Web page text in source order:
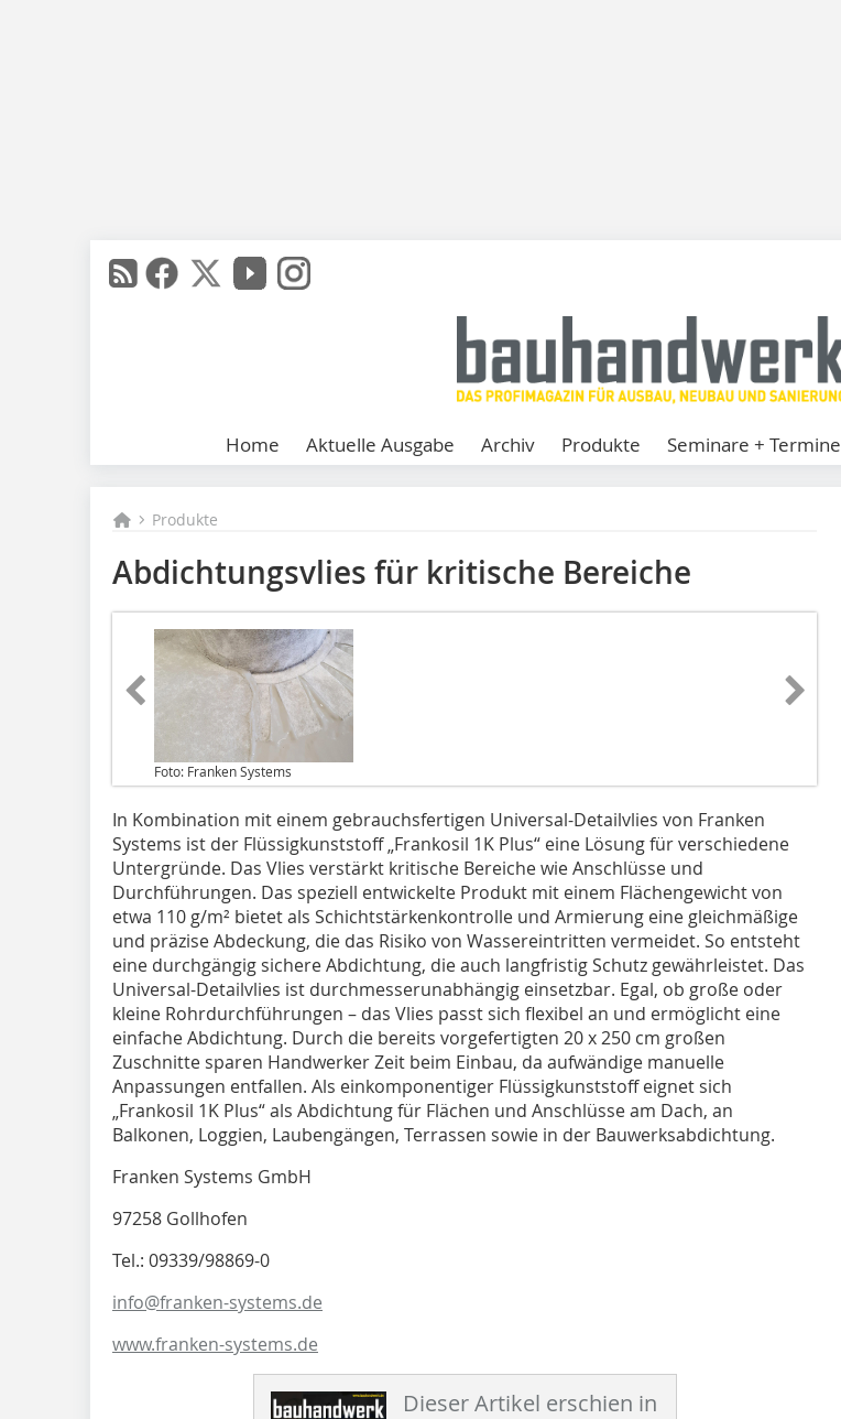
Home Aktuelle Ausgabe Archiv Produkte Seminare + Termine
Produkte
Abdichtungsvlies für kritische Bereiche
Foto: Franken Systems
In Kombination mit einem gebrauchsfertigen Universal-Detailvlies von Franken
Systems ist der Flüssigkunststoff „Frankosil 1K Plus“ eine Lösung für verschiedene
Untergründe. Das Vlies verstärkt kritische Bereiche wie Anschlüsse und
Durchführungen. Das speziell entwickelte Produkt mit einem Flächengewicht von
etwa 110 g/m² bietet als Schichtstärkenkontrolle und Armierung eine gleichmäßige
und präzise Abdeckung, die das Risiko von Wassereintritten vermeidet. So entsteht
eine durchgängig sichere Abdichtung, die auch langfristig Schutz gewährleistet. Das
Universal-Detailvlies ist durchmesserunabhängig einsetzbar. Egal, ob große oder
kleine Rohrdurchführungen – das Vlies passt sich flexibel an und ermöglicht eine
einfache Abdichtung. Durch die bereits vorgefertigten 20 x 250 cm großen
Zuschnitte sparen Handwerker Zeit beim Einbau, da aufwändige manuelle
Anpassungen entfallen. Als einkomponentiger Flüssigkunststoff eignet sich
„Frankosil 1K Plus“ als Abdichtung für Flächen und Anschlüsse am Dach, an
Balkonen, Loggien, Laubengängen, Terrassen sowie in der Bauwerksabdichtung.
Franken Systems GmbH
97258 Gollhofen
Tel.: 09339/98869-0
info@franken-systems.de
www.franken-systems.de
Dieser Artikel erschien in